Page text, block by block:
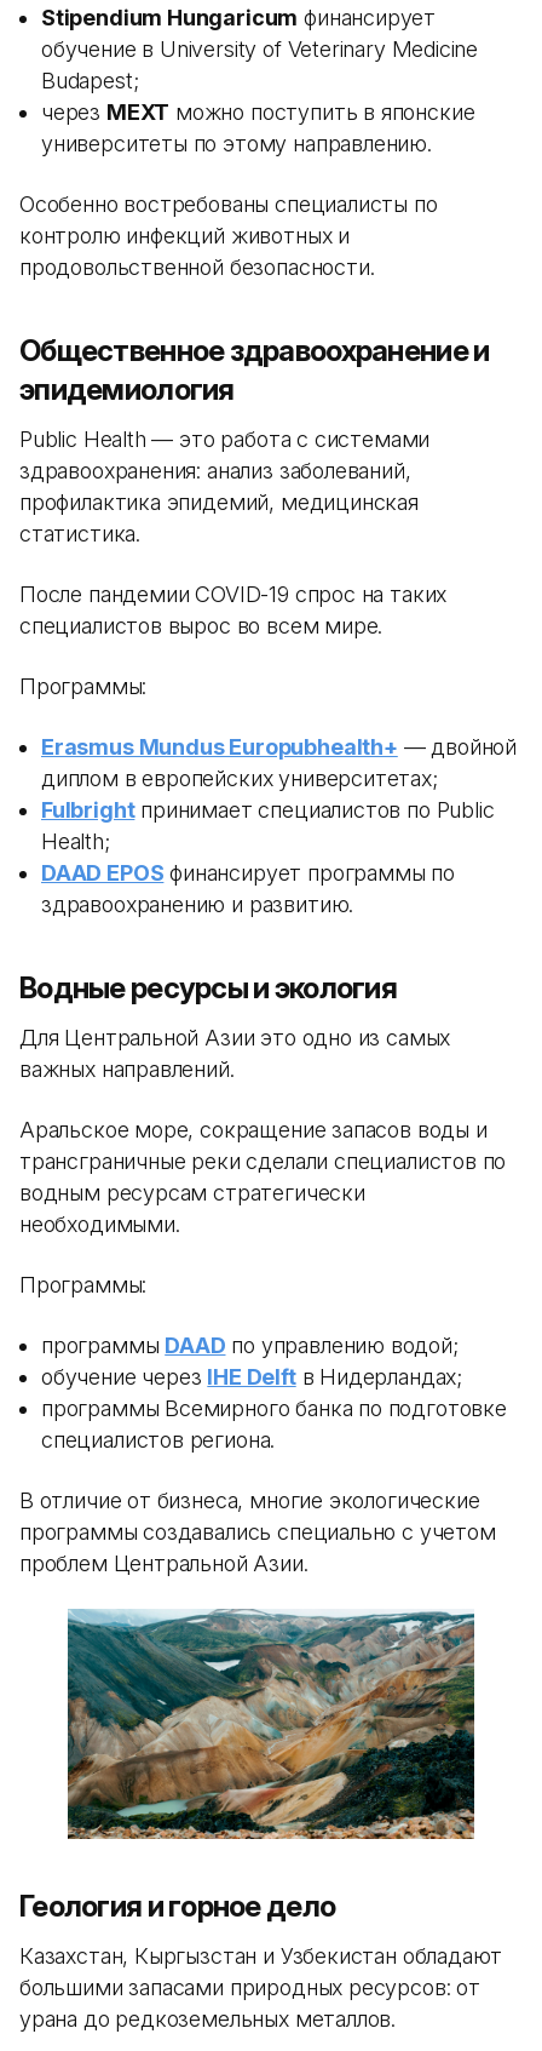
Stipendium Hungaricum финансирует
обучение в University of Veterinary Medicine
Budapest;
через MEXT можно поступить в японские
университеты по этому направлению.
Особенно востребованы специалисты по
контролю инфекций животных и
продовольственной безопасности.
Общественное здравоохранение и
эпидемиология
Public Health — это работа с системами
здравоохранения: анализ заболеваний,
профилактика эпидемий, медицинская
статистика.
После пандемии COVID-19 спрос на таких
специалистов вырос во всем мире.
Программы:
Erasmus Mundus Europubhealth+ — двойной
диплом в европейских университетах;
Fulbrightпринимает специалистов по Public
Health;
DAAD EPOS финансирует программы по
здравоохранению и развитию.
Водные ресурсы и экология
Для Центральной Азии это одно из самых
важных направлений.
Аральское море, сокращение запасов воды и
трансграничные реки сделали специалистов по
водным ресурсам стратегически
необходимыми.
Программы:
программы DAAD по управлению водой;
обучение через IHE Delftв Нидерландах;
программы Всемирного банка по подготовке
специалистов региона.
В отличие от бизнеса, многие экологические
программы создавались специально с учетом
проблем Центральной Азии.
Геология и горное дело
Казахстан, Кыргызстан и Узбекистан обладают
большими запасами природных ресурсов: от
урана до редкоземельных металлов.